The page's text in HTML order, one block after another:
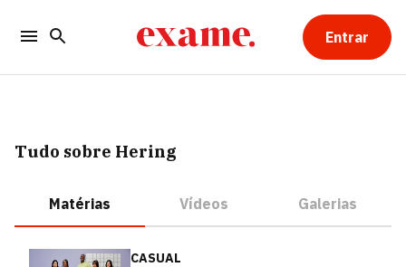
Entrar
Tudo sobre Hering
Matérias Vídeos Galerias
CASUAL